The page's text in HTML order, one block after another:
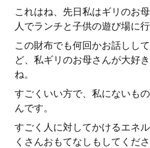
これはね、先日私はギリのお
人でランチと子供の遊び場に行
この財布でも何回かお話しし
ど、私ギリのお母さんが大好
ね。
すごくいい方で、私にないも
んです。
すごく人に対してかけるエネ
くさんおもてなしもしてくださ